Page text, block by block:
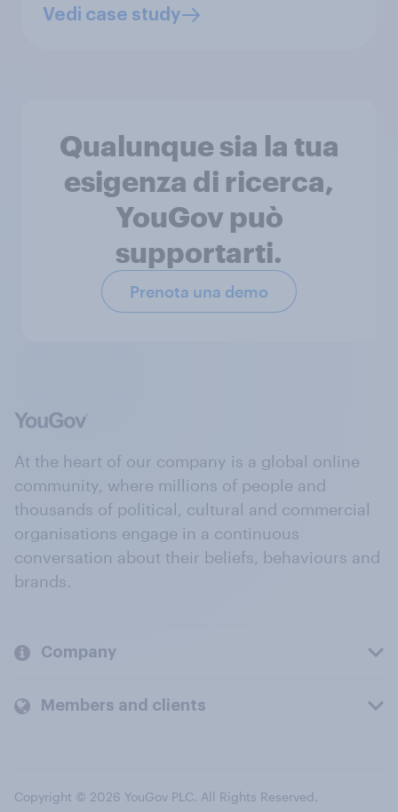
Vedi case study
Qualunque sia la tua
esigenza di ricerca,
YouGov può
supportarti.
Prenota una demo
At the heart of our company is a global online
community, where millions of people and
thousands of political, cultural and commercial
organisations engage in a continuous
conversation about their beliefs, behaviours and
brands.
Company
Members and clients
Copyright © 2026 YouGov PLC. All Rights Reserved.